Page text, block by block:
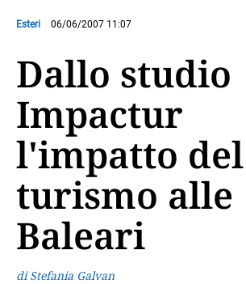
Esteri 06/06/2007 11:07
Dallo studio
Impactur
l'impatto del
turismo alle
Baleari
di Stefania Galvan